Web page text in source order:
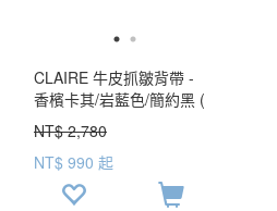
CLAIRE 牛皮抓皺背帶 -
香檳卡其/岩藍色/簡約黑 (
222-801 ) USD$ 95.9
NT$ 2,780
NT$ 990 起